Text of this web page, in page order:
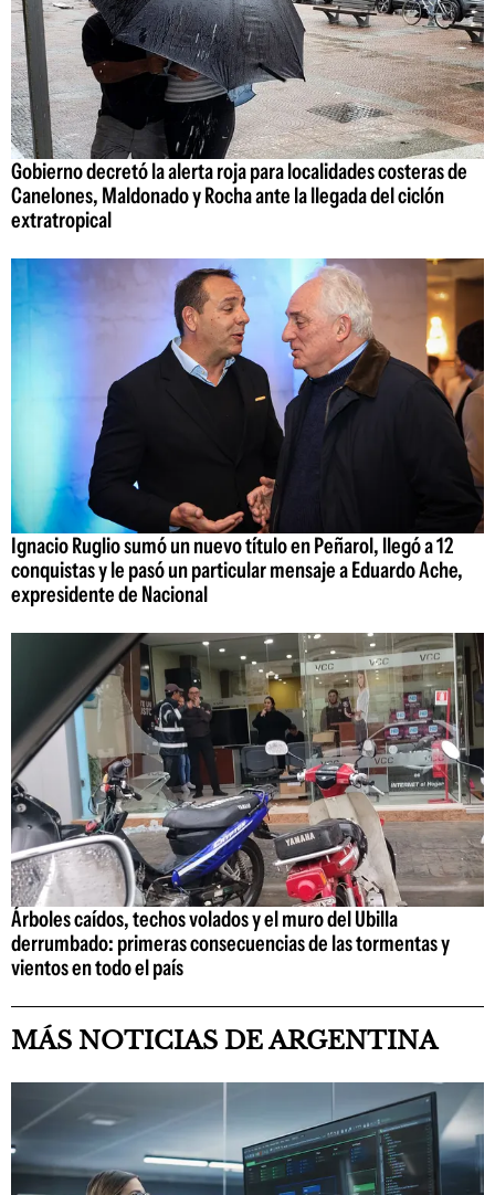
Gobierno decretó la alerta roja para localidades costeras de
Canelones, Maldonado y Rocha ante la llegada del ciclón
extratropical
Ignacio Ruglio sumó un nuevo título en Peñarol, llegó a 12
conquistas y le pasó un particular mensaje a Eduardo Ache,
expresidente de Nacional
Árboles caídos, techos volados y el muro del Ubilla
derrumbado: primeras consecuencias de las tormentas y
vientos en todo el país
MÁS NOTICIAS DE ARGENTINA